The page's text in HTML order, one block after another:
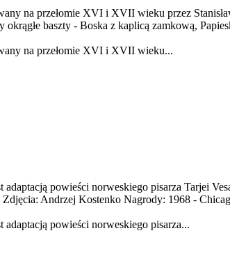
na przełomie XVI i XVII wieku przez
baszty - Boska z kaplicą zamkową,
na przełomie XVI i XVII wieku...
powieści norweskiego pisarza Tarjei
Andrzej Kostenko Nagrody: 1968 -
powieści norweskiego pisarza...